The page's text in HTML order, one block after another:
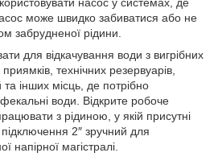
насос у системах, де
може швидко забиватися або не
забрудненої рідини.
для відкачування води з вигрібних
технічних резервуарів,
інших місць, де потрібно
води. Відкрите робоче
з рідиною, у якій присутні
2″ зручний для
напірної магістралі.